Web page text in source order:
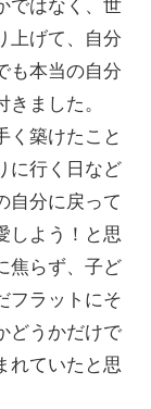
上げて、自分
も本当の自分
ました。
く築けたこと
に行く日など
自分に戻って
しよう！と思
焦らず、子ど
フラットにそ
どうかだけで
れていたと思